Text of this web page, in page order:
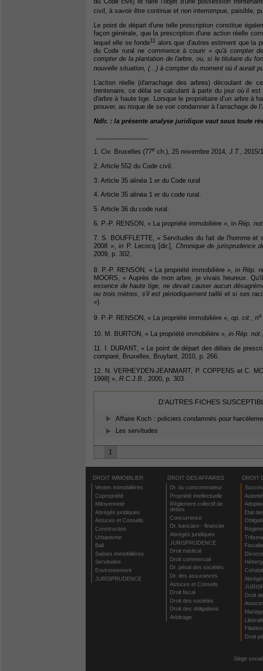
civil, à savoir être continue et non interrompue, paisible,
Le point de départ d'une telle prescription constitue
façon générale, que la prescription d'une action réelle
lequel elle se fonde11 alors que d'autres estiment que la
du Code rural ne commence à courir « qu'à compter
compter de la plantation de l'arbre, ou, si le titulaire du
nouvelle situation, (...) à compter du moment où il aurait
L'action réelle (d'arrachage des arbres) découlant de
trentenaire, ce délai se calculant à partir du jour où il
d'arbre à haute tige. Lorsque le propriétaire d’un arbre à
prouver, au risque de se voir condamner à l’arrachage de
Ndlr. : la présente analyse juridique vaut sous toute
1. Civ. Bruxelles (77e ch.), 25 novembre 2014, J.T.
,
2. Article 552 du Code civil.
3. Article 35 alinéa 1 er du Code rural
4. Article 35 alinéa 1 er du code rural.
5. Article 36 du code rural.
6. P.-P. RENSON, « La propriété immobilière », in Rép.
7. S. BOUFFLETTE, « Servitudes du fait de l'homme et
2008 »,in P. Lecocq [dir.], Chronique de jurisprudence
2009, p. 302.
8. P.-P. RENSON, « La propriété immobilière », in Rép.
MOORS, « Auprès de mon arbre, je vivais heureux.
essence de haute tige, ne devait causer aucun
ou trois mètres, s'il est périodiquement taillé et si ses
»).
9. P.-P. RENSON, « La propriété immobilière », op. cit. , no
10. M. BURTON, « La propriété immobilière », in Rép. not.
11. I. DURANT, « Le point de départ des délais de
comparé , Bruxelles, Bruylant, 2010, p. 266.
12. N. VERHEYDEN-JEANMART, P. COPPENS et C.
1998] », R.C.J.B. , 2000, p. 303.
D'AUTRES FICHES
Affaire Koch : policiers condamnés pour
Les servitudes
1
DROIT IMMOBILIER
Ventes immobilières
Copropriété
Mitoyenneté
Abrégés juridiques
Astuces et Conseils
Construction
Urbanisme
Bail
Saisies immobilières
Servitudes
Environnement
JURISPRUDENCE
DROIT DES AFFAIRES
Dr. du consommateur
Propriété intellectuelle
Règlement collectif de
dettes
Concurrence
Dr. bancaire - financier
Abrégés juridiques
JURISPRUDENCE
Droit médical
Droit commercial
Dr. pénal des sociétés
Dr. des assurances
Astuces et Conseils
Droit fiscal
Droit des sociétés
Droit des obligations
Arbitrage
DROIT
Etat
Divorce
Droit
Filiation
Droit
Siège